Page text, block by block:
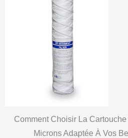
Comment Choisir La
Microns Adaptée À Vos